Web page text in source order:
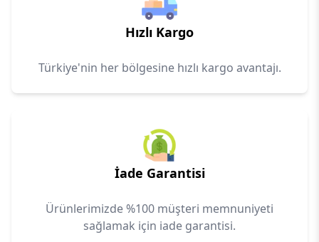
Hızlı Kargo
Türkiye'nin her bölgesine hızlı kargo avantajı.
İade Garantisi
Ürünlerimizde %100 müşteri memnuniyeti
sağlamak için iade garantisi.